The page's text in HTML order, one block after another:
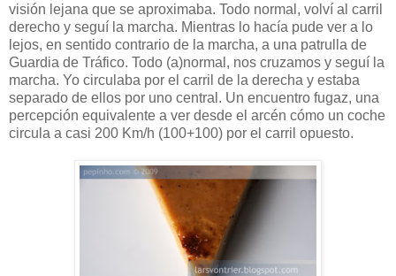
visión lejana que se aproximaba. Todo normal, volví al carril
derecho y seguí la marcha. Mientras lo hacía pude ver a lo
lejos, en sentido contrario de la marcha, a una patrulla de
Guardia de Tráfico. Todo (a)normal, nos cruzamos y seguí la
marcha. Yo circulaba por el carril de la derecha y estaba
separado de ellos por uno central. Un encuentro fugaz, una
percepción equivalente a ver desde el arcén cómo un coche
circula a casi 200 Km/h (100+100) por el carril opuesto.